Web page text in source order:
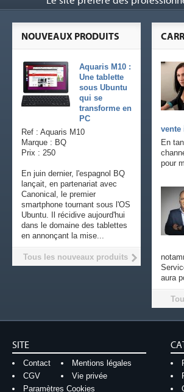
vente
En
pour
aura
NOUVEAUX PRODUITS
Aquaris M10 :
Une tablette
sous Ubuntu
qui se
transforme en
PC
Ref : Aquaris M10
Marque : BQ
Prix : 250
En juin dernier, l'espagnol BQ
lançait, en partenariat avec
Canonical, le premier
smartphone tournant sous l'OS
Ubuntu. Il récidive aujourd'hui
dans le domaine des tablettes
en annonçant la mise...
Tous les nouveaux produits
SITE
Contact
Mentions légales
CGV
Vie privée
Paramètres Cookies